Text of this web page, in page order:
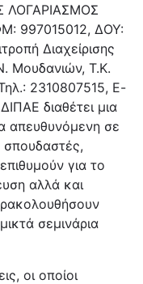
ΛΟΓΑΡΙΑΣΜΟΣ
997015012, ΔΟΥ:
Διαχείρισης
Μουδανιών, Τ.Κ.
2310807515, E-
διαθέτει μια
απευθυνόμενη σε
σπουδαστές,
για το
αλλά και
σεμινάρια
οι οποίοι